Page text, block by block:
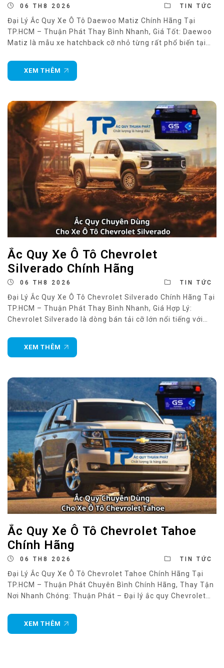
06 TH8 2026 TIN TỨC
Đại Lý Ắc Quy Xe Ô Tô Daewoo Matiz Chính Hãng Tại
TP.HCM – Thuận Phát Thay Bình Nhanh, Giá Tốt: Daewoo
Matiz là mẫu xe hatchback cỡ nhỏ từng rất phổ biến tại
phí sử dụng thấp. Dù đã ra mắt
XEM THÊM
Ắc Quy Xe Ô Tô Chevrolet
Silverado Chính Hãng
06 TH8 2026 TIN TỨC
Đại Lý Ắc Quy Xe Ô Tô Chevrolet Silverado Chính Hãng Tại
TP.HCM – Thuận Phát Thay Bình Nhanh, Giá Hợp Lý:
Chevrolet Silverado là dòng bán tải cỡ lớn nổi tiếng với
nhiều điều kiện địa hình khác nhau. Để duy trì hiệu
XEM THÊM
Ắc Quy Xe Ô Tô Chevrolet Tahoe
Chính Hãng
06 TH8 2026 TIN TỨC
Đại Lý Ắc Quy Xe Ô Tô Chevrolet Tahoe Chính Hãng Tại
TP.HCM – Thuận Phát Chuyên Bình Chính Hãng, Thay Tận
Nơi Nhanh Chóng: Thuận Phát – Đại lý ắc quy Chevrolet
lớn nổi tiếng của Mỹ, sở hữu động cơ mạnh mẽ,
XEM THÊM